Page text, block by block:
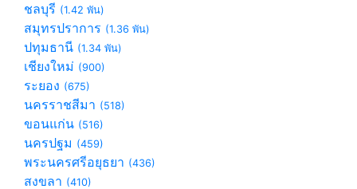
ชลบุรี (1.42 พัน)
สมุทรปราการ (1.36 พัน)
ปทุมธานี (1.34 พัน)
เชียงใหม่ (900)
ระยอง (675)
นครราชสีมา (518)
ขอนแก่น (516)
นครปฐม (459)
พระนครศรีอยุธยา (436)
สงขลา (410)